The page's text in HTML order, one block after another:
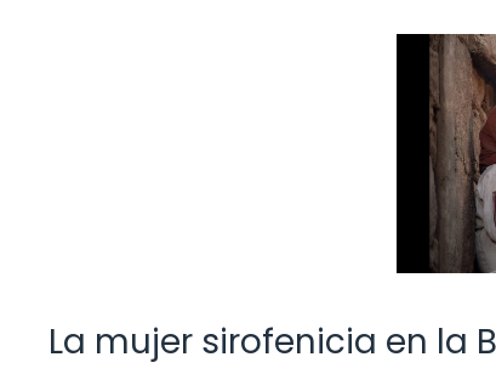
La mujer sirofenicia en la